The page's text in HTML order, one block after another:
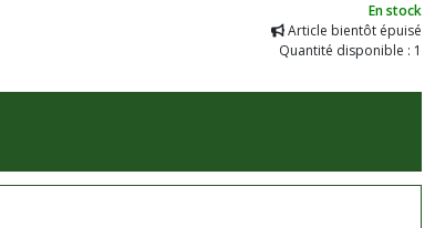
En stock
Article bientôt épuisé
Quantité disponible : 1